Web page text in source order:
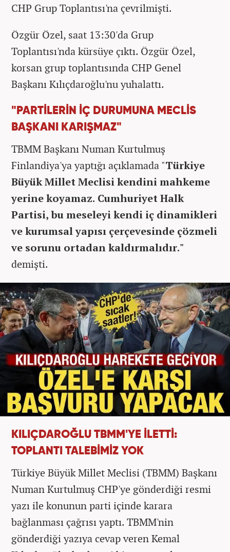
CHP Grup Toplantısı'na çevrilmişti.
Özgür Özel, saat 13:30'da Grup
Toplantısı'nda kürsüye çıktı. Özgür Özel,
korsan grup toplantısında CHP Genel
Başkanı Kılıçdaroğlu'nu yuhalattı.
"PARTİLERİN İÇ DURUMUNA MECLİS
BAŞKANI KARIŞMAZ"
TBMM Başkanı Numan Kurtulmuş
Finlandiya'ya yaptığı açıklamada "Türkiye
Büyük Millet Meclisi kendini mahkeme
yerine koyamaz. Cumhuriyet Halk
Partisi, bu meseleyi kendi iç dinamikleri
ve kurumsal yapısı çerçevesinde çözmeli
ve sorunu ortadan kaldırmalıdır."
demişti.
KILIÇDAROĞLU TBMM'YE İLETTİ:
TOPLANTI TALEBİMİZ YOK
Türkiye Büyük Millet Meclisi (TBMM) Başkanı
Numan Kurtulmuş CHP'ye gönderdiği resmi
yazı ile konunun parti içinde karara
bağlanması çağrısı yaptı. TBMM'nin
gönderdiği yazıya cevap veren Kemal